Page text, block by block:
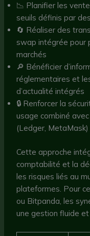
📉 Planifier les
seuils définis par
🔄 Réaliser des
swap intégrée pour
marchés
🔎 Bénéficier
réglementaires et
d’actualité intégrés
🔒 Renforcer la
usage combiné
(Ledger, MetaMask)
Cette approche
comptabilité et la
les risques liés au
plateformes. Pour
ou Bitpanda, les
une gestion fluide